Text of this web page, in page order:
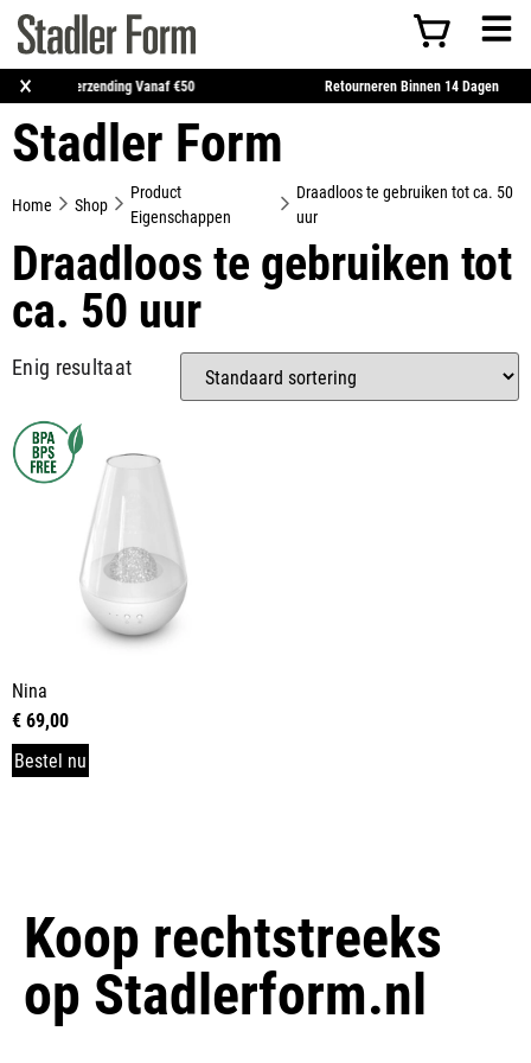
× Gratis Verzending Vanaf €50 Retourneren Binnen
Stadler Form
Home Shop
Product
Eigenschappen
Draadloos te gebruiken tot ca. 50
uur
Draadloos te gebruiken tot
ca. 50 uur
Enig resultaat
Nina
€69,00
Bestel nu
Koop rechtstreeks
op Stadlerform.nl